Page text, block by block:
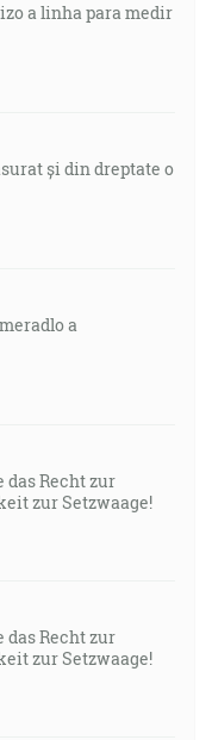
a linha para medir
și din dreptate o
a
das Recht zur
zur Setzwaage!
das Recht zur
zur Setzwaage!